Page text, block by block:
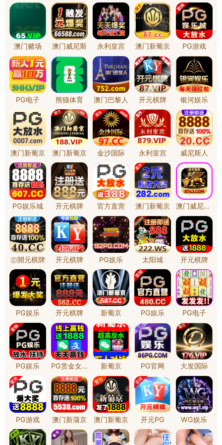
点击浏览案例
案例中心
各类企业&集团
公共服务&门户应用
移动设备应用
服务内容
应用程序开发
电商配套服务
企业网站建设
品牌视觉设计
关于维博
公司简介
团队展示